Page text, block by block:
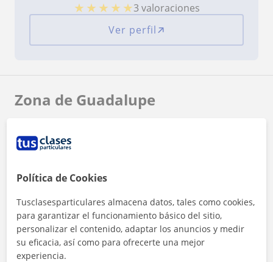
★ ★ ★ ★ ★3 valoraciones
Ver perfil
Zona de Guadalupe
Barcelona (Ciudad)
Política de Cookies
Tusclasesparticulares almacena datos, tales como cookies,
para garantizar el funcionamiento básico del sitio,
personalizar el contenido, adaptar los anuncios y medir
su eficacia, así como para ofrecerte una mejor
experiencia.